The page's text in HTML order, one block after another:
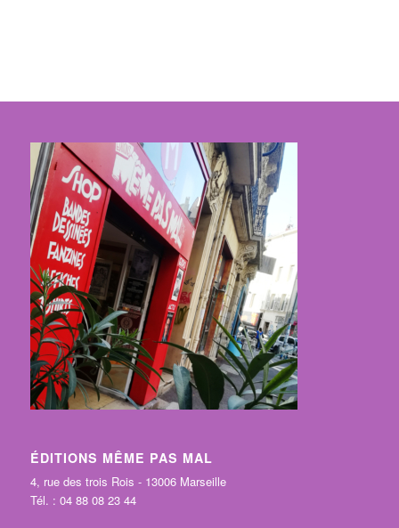
ÉDITIONS MÊME PAS MAL
4, rue des trois Rois - 13006 Marseille
Tél. : 04 88 08 23 44